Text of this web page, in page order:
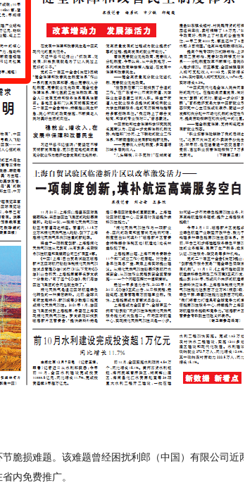
脆损难题。该难题曾经困扰利郎（中国）有限公司近两
内免费推广。